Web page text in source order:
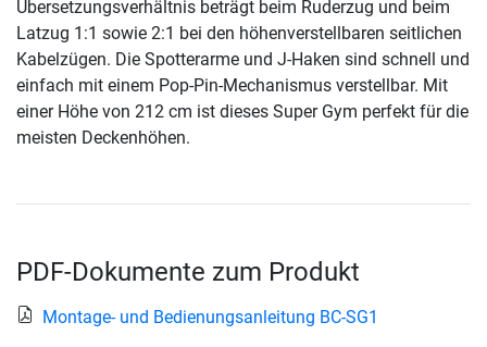
Übersetzungsverhältnis beträgt beim Ruderzug und beim
Latzug 1:1 sowie 2:1 bei den höhenverstellbaren seitlichen
Kabelzügen. Die Spotterarme und J-Haken sind schnell und
einfach mit einem Pop-Pin-Mechanismus verstellbar. Mit
einer Höhe von 212 cm ist dieses Super Gym perfekt für die
meisten Deckenhöhen.
PDF-Dokumente zum Produkt
Montage- und Bedienungsanleitung BC-SG1